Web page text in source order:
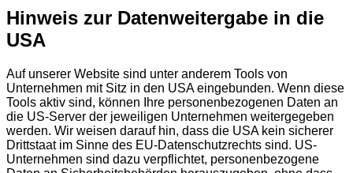
Hinweis zur Datenweitergabe in die
USA
Auf unserer Website sind unter anderem Tools von
Unternehmen mit Sitz in den USA eingebunden. Wenn diese
Tools aktiv sind, können Ihre personenbezogenen Daten an
die US-Server der jeweiligen Unternehmen weitergegeben
werden. Wir weisen darauf hin, dass die USA kein sicherer
Drittstaat im Sinne des EU-Datenschutzrechts sind. US-
Unternehmen sind dazu verpflichtet, personenbezogene